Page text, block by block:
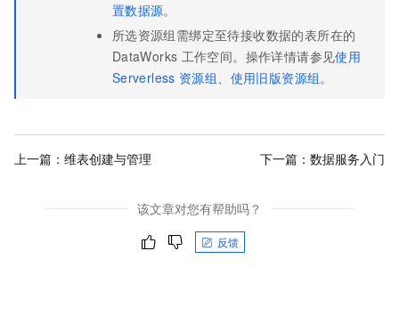
置数据源。
所选资源组需绑定至待接收数据的表所在的
DataWorks 工作空间。操作详情请参见使用
Serverless 资源组、 使用旧版资源组。
上一篇： 维表创建与管理 下一篇： 数据服务入门
该文章对您有帮助吗？
反馈